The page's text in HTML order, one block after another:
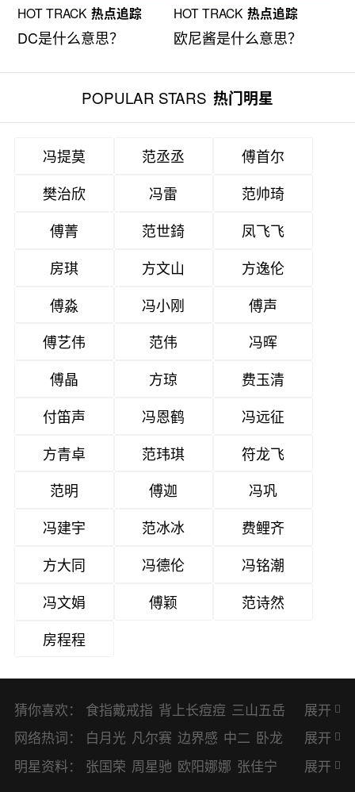
HOT TRACK 热点追踪
DC是什么意思？
HOT TRACK 热点追踪
欧尼酱是什么意思？
POPULAR STARS 热门明星
冯提莫 范丞丞
傅首尔
樊治欣
冯雷
范帅琦
傅菁
范世錡
凤飞飞
房琪
方文山
方逸伦
傅淼
冯小刚
傅声
傅艺伟
范伟
冯晖
傅晶
方琼
费玉清
付笛声
冯恩鹤
冯远征
方青卓
范玮琪
符龙飞
范明
傅迦
冯巩
冯建宇
范冰冰
费鲤齐
方大同
冯德伦
冯铭潮
冯文娟
傅颖
范诗然
房程程
猜你喜欢： 食指戴戒指 背上长痘痘 三山五岳
避暑胜地
展开
网络热词：
白月光 凡尔赛 边界感 中二 卧龙
凤雏 二次元 KPI EMO CP BUG
展开
明星资料：
张国荣 周星驰 欧阳娜娜 张佳宁
展开